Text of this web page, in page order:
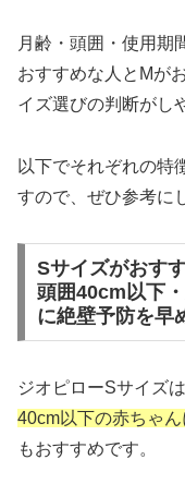
月齢・頭囲・使用期
おすすめな人とMが
イズ選びの判断がし
以下でそれぞれの特
すので、ぜひ参考に
Sサイズがおす
頭囲40cm以下
に絶壁予防を早
ジオピローSサイズは
40cm以下の赤ちゃ
もおすすめです。